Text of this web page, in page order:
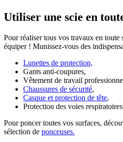
Utiliser une scie en
Pour réaliser tous vos travaux en toute
équiper ! Munissez-vous des
Lunettes de protection,
Gants anti-coupures,
Vêtement de travail
Chaussures de sécurité,
Casque et protection de tête,
Protection des voies
Pour poncer toutes vos surfaces,
sélection de ponceuses.